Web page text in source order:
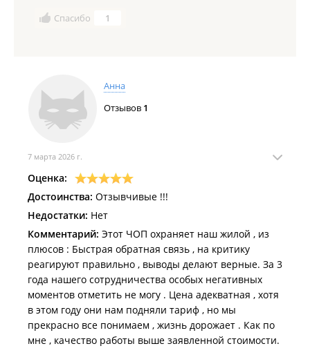
Спасибо 1
Анна
Отзывов 1
7 марта 2026 г.
Оценка:
Достоинства: Отзывчивые !!!
Недостатки: Нет
Комментарий: Этот ЧОП охраняет наш жилой , из
плюсов : Быстрая обратная связь , на критику
реагируют правильно , выводы делают верные. За 3
года нашего сотрудничества особых негативных
моментов отметить не могу . Цена адекватная , хотя
в этом году они нам подняли тариф , но мы
прекрасно все понимаем , жизнь дорожает . Как по
мне , качество работы выше заявленной стоимости.